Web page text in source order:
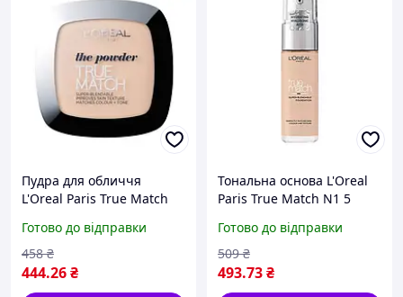
Пудра для обличчя
L'Oreal Paris True Match
Готово до відправки
444.26₴
458 ₴
Тональна основа L'Oreal
Paris True Match N1 5
Готово до відправки
493.73₴
509 ₴